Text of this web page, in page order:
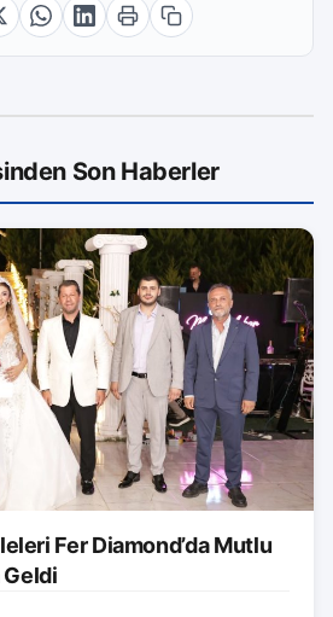
Son Haberler
Fer Diamond’da Mutlu
Geldi